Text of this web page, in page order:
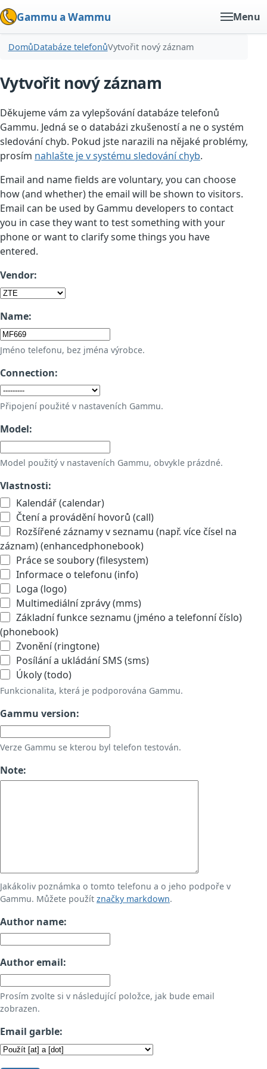
Gammu a Wammu Menu
DomůDatabáze telefonůVytvořit nový záznam
Vytvořit nový záznam
Děkujeme vám za vylepšování databáze telefonů
Gammu. Jedná se o databázi zkušeností a ne o systém
sledování chyb. Pokud jste narazili na nějaké problémy,
prosím nahlašte je v systému sledování chyb.
Email and name fields are voluntary, you can choose
how (and whether) the email will be shown to visitors.
Email can be used by Gammu developers to contact
you in case they want to test something with your
phone or want to clarify some things you have
entered.
Vendor:
Name:
Jméno telefonu, bez jména výrobce.
Connection:
Připojení použité v nastaveních Gammu.
Model:
Model použitý v nastaveních Gammu, obvykle prázdné.
Vlastnosti:
Kalendář (calendar)
Čtení a provádění hovorů (call)
Rozšířené záznamy v seznamu (např. více čísel na
záznam) (enhancedphonebook)
Práce se soubory (filesystem)
Informace o telefonu (info)
Loga (logo)
Multimediální zprávy (mms)
Základní funkce seznamu (jméno a telefonní číslo)
(phonebook)
Zvonění (ringtone)
Posílání a ukládání SMS (sms)
Úkoly (todo)
Funkcionalita, která je podporována Gammu.
Gammu version:
Verze Gammu se kterou byl telefon testován.
Note:
Jakákoliv poznámka o tomto telefonu a o jeho podpoře v
Gammu. Můžete použít značky markdown.
Author name:
Author email:
Prosím zvolte si v následující položce, jak bude email
zobrazen.
Email garble: